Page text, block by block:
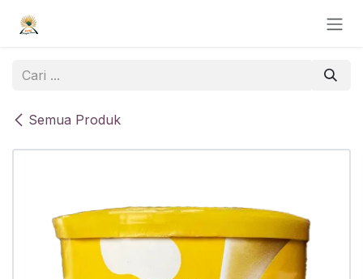
Semua Produk